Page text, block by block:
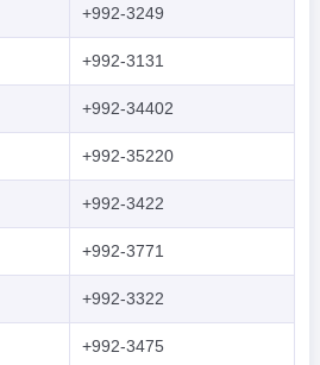
+992-3249
+992-3131
+992-34402
+992-35220
+992-3422
+992-3771
+992-3322
+992-3475